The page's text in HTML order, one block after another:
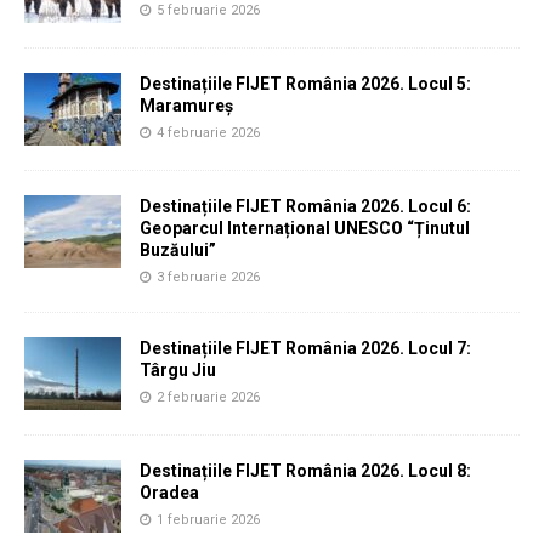
5 februarie 2026
Destinațiile FIJET România 2026. Locul 5:
Maramureș
4 februarie 2026
Destinațiile FIJET România 2026. Locul 6:
Geoparcul Internațional UNESCO “Ținutul
Buzăului”
3 februarie 2026
Destinațiile FIJET România 2026. Locul 7:
Târgu Jiu
2 februarie 2026
Destinațiile FIJET România 2026. Locul 8:
Oradea
1 februarie 2026